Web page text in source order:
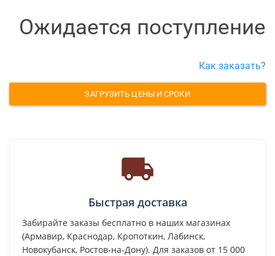
Ожидается поступление
Как заказать?
ЗАГРУЗИТЬ ЦЕНЫ И СРОКИ
Быстрая доставка
Забирайте заказы бесплатно в наших магазинах
(Армавир, Краснодар, Кропоткин, Лабинск,
Новокубанск, Ростов-на-Дону). Для заказов от 15 000